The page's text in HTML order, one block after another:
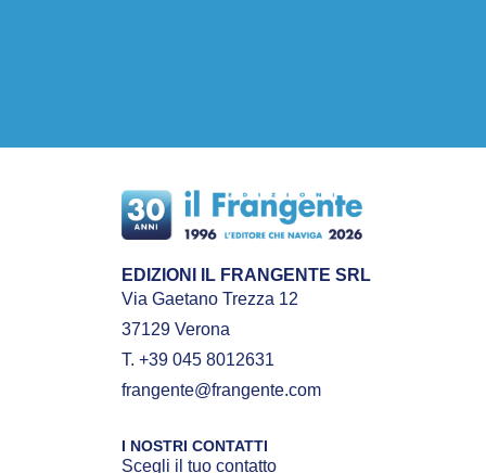
EDIZIONI IL FRANGENTE SRL
Via Gaetano Trezza 12
37129 Verona
T. +39 045 8012631
frangente@frangente.com
I NOSTRI CONTATTI
Scegli il tuo contatto